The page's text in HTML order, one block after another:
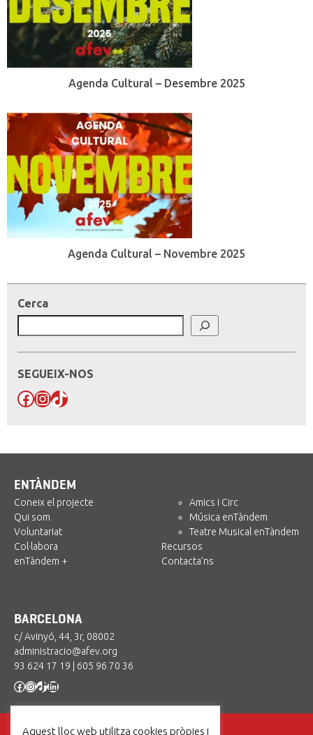
Agenda Cultural – Desembre 2025
Agenda Cultural – Novembre 2025
Cerca
SEGUEIX-NOS
Facebook
Instagram
TikTok
ENTÀNDEM
Coneix el projecte
Qui som
Voluntariat
Col·labora
enTàndem +
Amics i Circ
Música enTàndem
Teatre Musical enTàndem
Recursos
Contacta’ns
BARCELONA
c/ Avinyó, 44, 3r, 08002
administracio@afev.org
93 624 17 19
605 96 70 36
Facebook
Instagram
TikTok
LinkedIn
Aquest lloc web utilitza cookies pròpies i